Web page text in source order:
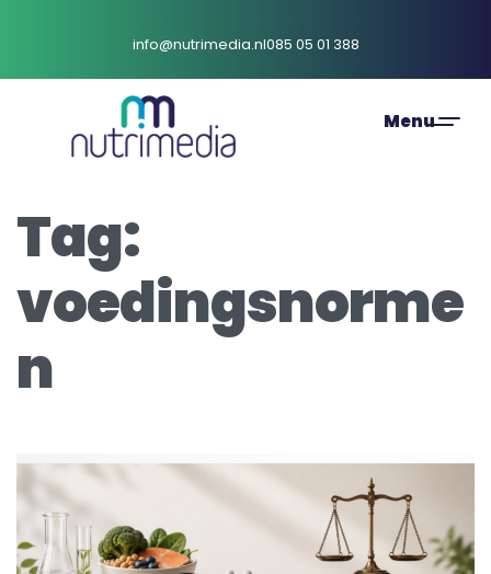
info@nutrimedia.nl085 05 01 388
Tag:
voedingsnorme
n